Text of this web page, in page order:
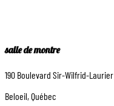
salle de montre
190 Boulevard Sir-Wilfrid-Laurier
Beloeil, Québec